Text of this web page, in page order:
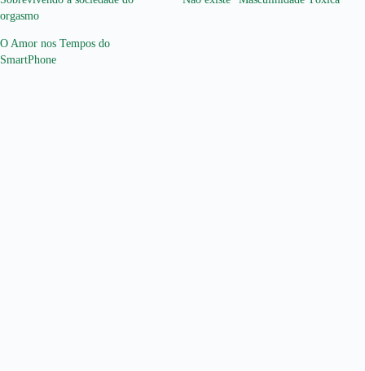
orgasmo
O Amor nos Tempos do
SmartPhone